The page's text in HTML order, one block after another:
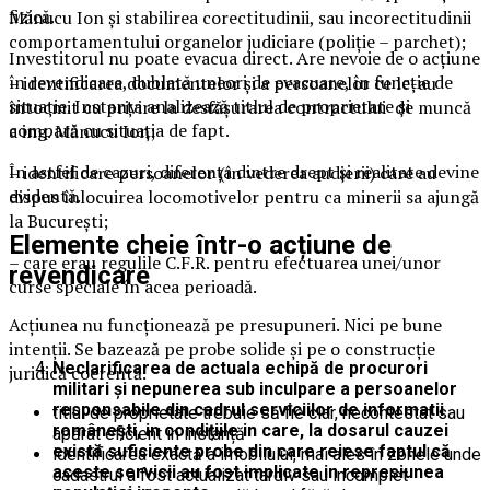
Mănucu Ion și stabilirea corectitudinii, sau incorectitudinii
comportamentului organelor judiciare (poliție – parchet);
– identificarea documentelor și a persoanelor ce le-au
întocmit cu privire la desfășurarea contractului de muncă
a ing. Mănucu Ion;
– identificare persoanelor (în vederea audierii) care au
dispus înlocuirea locomotivelor pentru ca minerii sa ajungă
la București;
– care erau regulile C.F.R. pentru efectuarea unei/unor
curse speciale în acea perioadă.
Neclarificarea de actuala echipă de procurori
militari și nepunerea sub inculpare a persoanelor
responsabile din cadrul serviciilor de informatii
românești, in condițiile in care, la dosarul cauzei
există suficiente probe din care reiese faptul că
aceste servicii au fost implicate in represiunea
fizică.
Investitorul nu poate evacua direct. Are nevoie de o acțiune
în revendicare, dublată uneori de evacuare, în funcție de
situație. Instanța analizează titlul de proprietate și
compară cu situația de fapt.
În astfel de cazuri, diferența dintre drept și realitate devine
evidentă.
Elemente cheie într-o acțiune de
revendicare
Acțiunea nu funcționează pe presupuneri. Nici pe bune
intenții. Se bazează pe probe solide și pe o construcție
juridică coerentă.
titlul de proprietate trebuie să fie clar, necontestat sau
apărat eficient în instanță
identificarea exactă a imobilului, mai ales în zonele unde
cadastrul a fost actualizat tardiv sau incomplet